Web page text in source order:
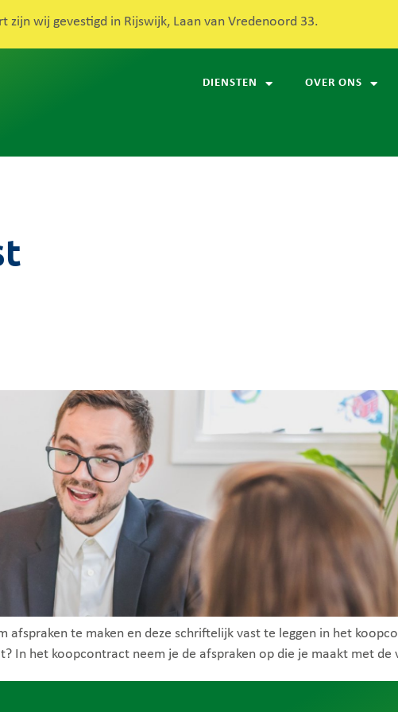
zijn wij gevestigd in Rijswijk, Laan van Vredenoord 33.
DIENSTEN OVER ONS
afspraken te maken en deze schriftelijk vast te leggen in het
In het koopcontract neem je de afspraken op die je maakt met de